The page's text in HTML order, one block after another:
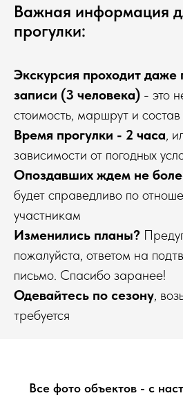
Важная информация
прогулки:
Экскурсия проходит
записи (3 человека) - это
стоимость, маршрут и
Время прогулки - 2 часа,
зависимости от погодных
Опоздавших ждем не
будет справедливо по
участникам
Изменились планы?
пожалуйста, ответом на
письмо. Спасибо заранее!
Одевайтесь по сезону,
требуется
Все фото объектов - с